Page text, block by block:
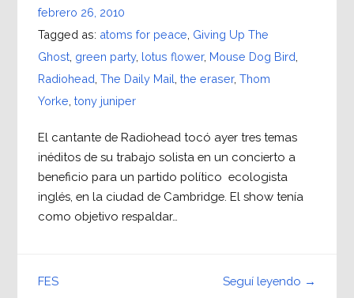
febrero 26, 2010
Tagged as: atoms for peace Giving Up The
Ghost, green party, lotus flower, Mouse Dog Bird
Radiohead The Daily Mail the eraser, Thom
Yorke tony juniper
El cantante de Radiohead tocó ayer tres temas
inéditos de su trabajo solista en un concierto a
beneficio para un partido político ecologista
inglés, en la ciudad de Cambridge. El show tenía
como objetivo respaldar…
Seguí leyendo →
FES